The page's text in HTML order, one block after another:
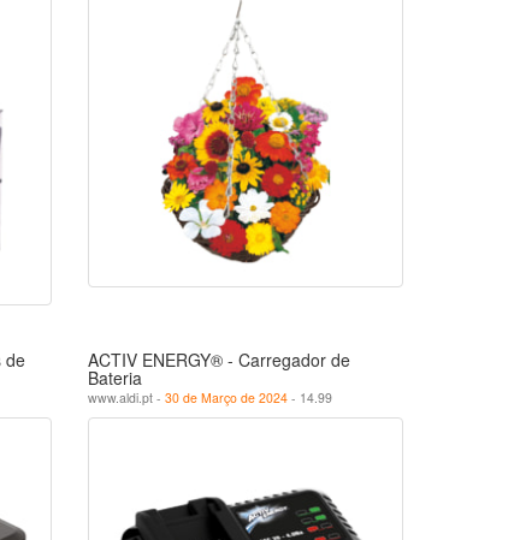
de ACTIV ENERGY® - Carregador de
Bateria
www.aldi.pt - 30 de Março de 2024- 14.99